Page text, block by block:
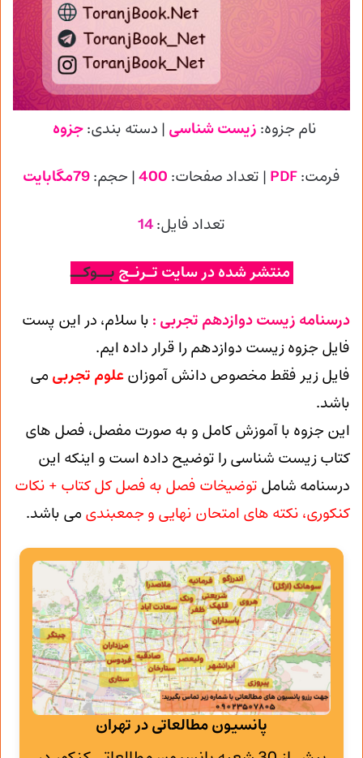
نام جزوه: زیست شناسی | دسته بندی:جزوه
فرمت:PDF | تعداد صفحات: 400| حجم:79مگابایت
تعداد فایل:14
منتشر شده در سایت تـرنـج بــوکــ
درسنامه زیست دوازدهم تجربی : با سلام، در این پست
فایل جزوه زیست دوازدهم را قرار داده ایم.
فایل زیر فقط مخصوص دانش آموزانعلوم تجربی می
باشد.
این جزوه با آموزش کامل و به صورت مفصل، فصل های
کتاب زیست شناسی را توضیح داده است و اینکه این
درسنامه شامل توضیخات فصل به فصل کل کتاب + نکات
کنکوری، نکته های امتحان نهایی و جمعبندی می باشد.
پانسیون مطالعاتی در تهران